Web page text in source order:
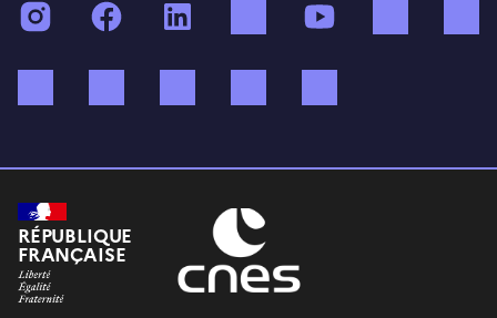
InstagramFacebook TikTok
RÉPUBLIQUE
FRANÇAISE